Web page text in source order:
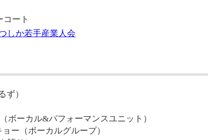
コート
しか若手産業人会
ず）
ボーカル&パフォーマンスユニット）
ー（ボーカルグループ）